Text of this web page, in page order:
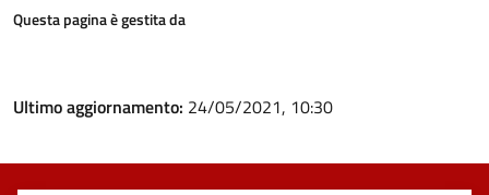
Questa pagina è gestita da
Ultimo aggiornamento: 24/05/2021, 10:30